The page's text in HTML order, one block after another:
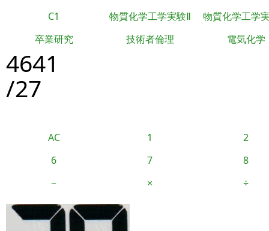
C1 物質化学工学実験Ⅱ
物質化学工学
卒業研究
技術者倫理 電気化学
4641
/27
AC 1
2
6
7
8
−
× ÷